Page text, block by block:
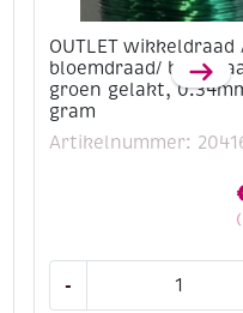
OUTLET wikkeldraad
bloemdraad/
groen gelakt,
gram
Artikelnummer:
-